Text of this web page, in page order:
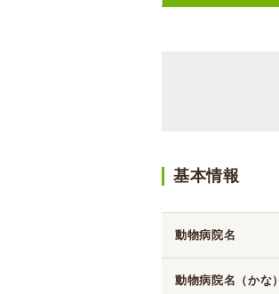
基本情報
動物病院名
動物病院名（かな）